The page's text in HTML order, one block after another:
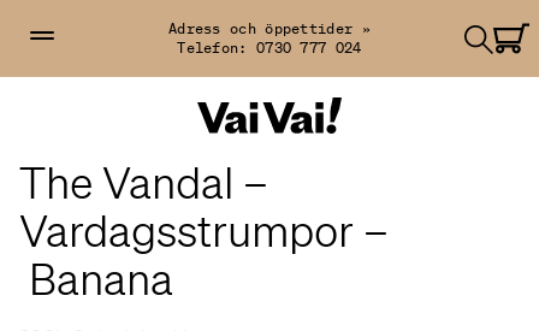
Adress och öppettider »
Telefon: 0730 777 024
The Vandal –
Vardagsstrumpor –
Banana